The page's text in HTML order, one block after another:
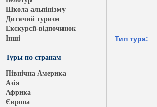
Школа альпінізму
Дитячий туризм
Екскурсії-відпочинок
Інші
Туры по странам
Північна Америка
Азія
Африка
Європа
Тип тура: